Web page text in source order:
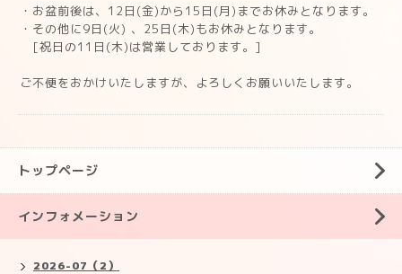
・お盆前後は、12日(金)から15日(月)までお休みとなります。
・その他に9日(火) 、25日(木)もお休みとなります。
[祝日の11日(木)は営業しております。]
ご不便をおかけいたしますが、よろしくお願いいたします。
トップページ
インフォメーション
2026-07（2）